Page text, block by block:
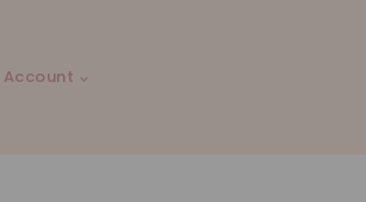
Account